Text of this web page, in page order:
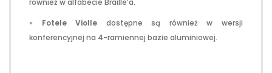
również w alfabecie Braille’a.
» Fotele Violle dostępne są również w wersji
konferencyjnej na 4-ramiennej bazie aluminiowej.